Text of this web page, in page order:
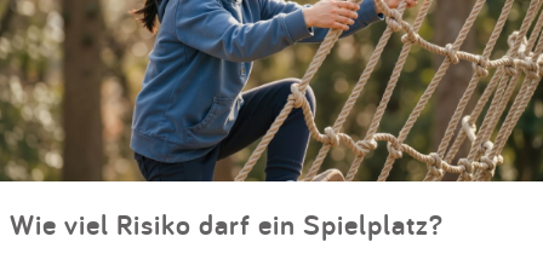
Wie viel Risiko darf ein Spielplatz?